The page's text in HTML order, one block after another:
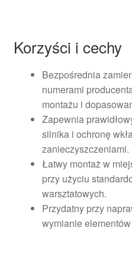
Korzyści i cechy
Bezpośrednia
numerami
montażu i
Zapewnia
silnika i ochronę
zanieczyszczeniami.
Łatwy montaż w
przy użyciu
warsztatowych.
Przydatny przy
wymianie